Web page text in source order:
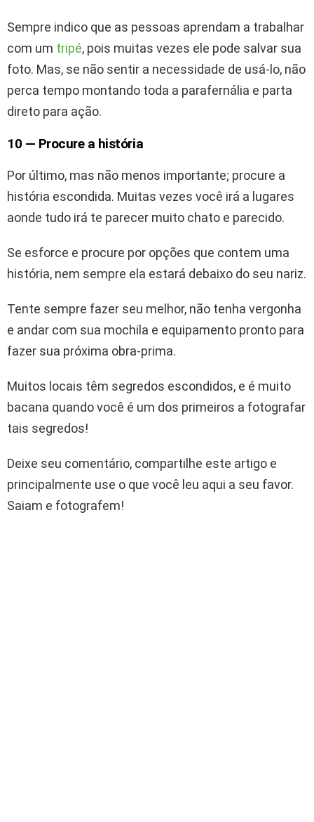
Sempre indico que as pessoas aprendam a trabalhar
com um tripé, pois muitas vezes ele pode salvar sua
foto. Mas, se não sentir a necessidade de usá-lo, não
perca tempo montando toda a parafernália e parta
direto para ação.
10 — Procure a história
Por último, mas não menos importante; procure a
história escondida. Muitas vezes você irá a lugares
aonde tudo irá te parecer muito chato e parecido.
Se esforce e procure por opções que contem uma
história, nem sempre ela estará debaixo do seu nariz.
Tente sempre fazer seu melhor, não tenha vergonha
e andar com sua mochila e equipamento pronto para
fazer sua próxima obra-prima.
Muitos locais têm segredos escondidos, e é muito
bacana quando você é um dos primeiros a fotografar
tais segredos!
Deixe seu comentário, compartilhe este artigo e
principalmente use o que você leu aqui a seu favor.
Saiam e fotografem!